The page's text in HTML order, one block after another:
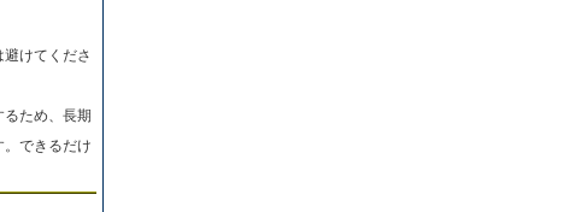
けてくださ
ため、長期
できるだけ